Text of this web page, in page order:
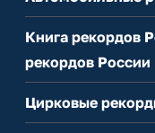
Книга рекордов
рекордов России
Цирковые